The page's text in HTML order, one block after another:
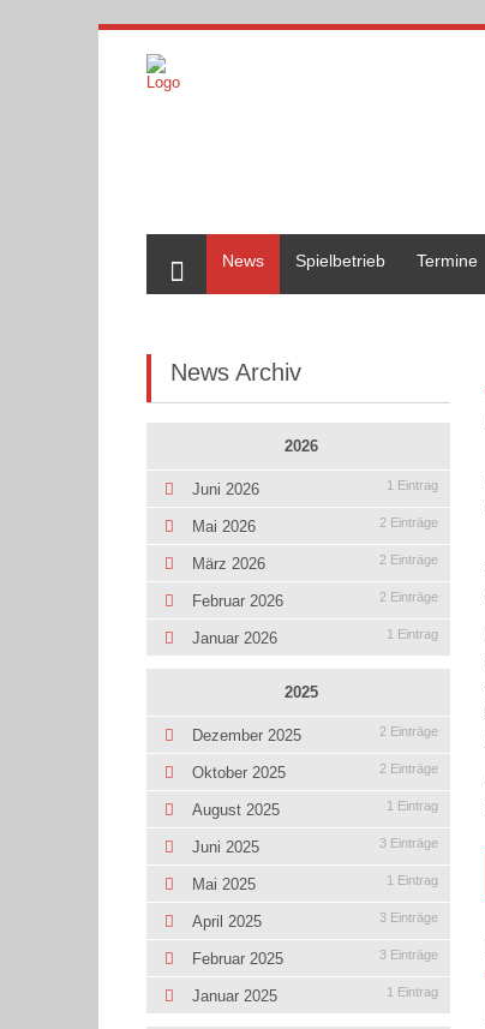
News
Spielbetrieb Termine
News Archiv
2026
Juni 2026 1 Eintrag
Mai 2026 2 Einträge
März 2026 2 Einträge
Februar 2026 2 Einträge
Januar 2026 1 Eintrag
2025
Dezember 2025 2 Einträge
Oktober 2025 2 Einträge
August 2025 1 Eintrag
Juni 2025 3 Einträge
Mai 2025 1 Eintrag
April 2025 3 Einträge
Februar 2025 3 Einträge
Januar 2025 1 Eintrag